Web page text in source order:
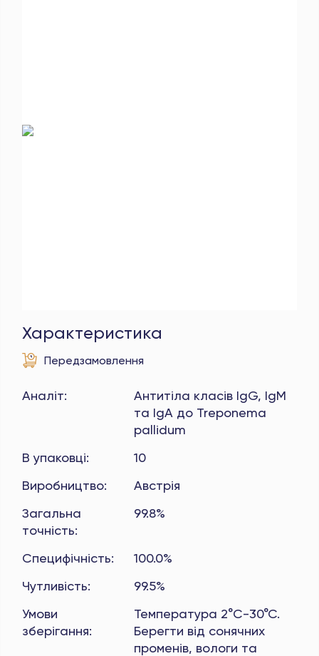
Характеристика
Передзамовлення
Аналіт:
Антитіла класів IgG, IgM
та IgA до Treponema
pallidum
В упаковці:
10
Виробництво:
Австрія
Загальна
точність:
99.8%
Специфічність:
100.0%
Чутливість:
99.5%
Умови
зберігання:
Температура 2°C-30°C.
Берегти від сонячних
променів, вологи та